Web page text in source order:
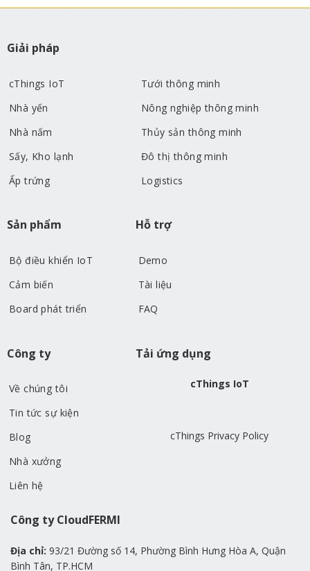
Giải pháp
cThings IoT
Nhà yến
Nhà nấm
Sấy, Kho lạnh
Ấp trứng
Tưới thông minh
Nông nghiệp thông minh
Thủy sản thông minh
Đô thị thông minh
Logistics
Sản phẩm
Bộ điều khiển IoT
Cảm biến
Board phát triển
Hỗ trợ
Demo
Tài liệu
FAQ
Công ty
Về chúng tôi
Tin tức sự kiện
Blog
Nhà xưởng
Liên hệ
Tải ứng dụng
cThings IoT
cThings Privacy Policy
Công ty CloudFERMI
Địa chỉ: 93/21 Đường số 14, Phường Bình Hưng Hòa A, Quận
Bình Tân, TP.HCM